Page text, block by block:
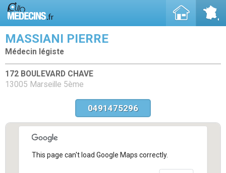
MASSIANI PIERRE
Médecin légiste
172 BOULEVARD CHAVE
13005 Marseille 5ème
0491475296
This page can't load Google Maps correctly.